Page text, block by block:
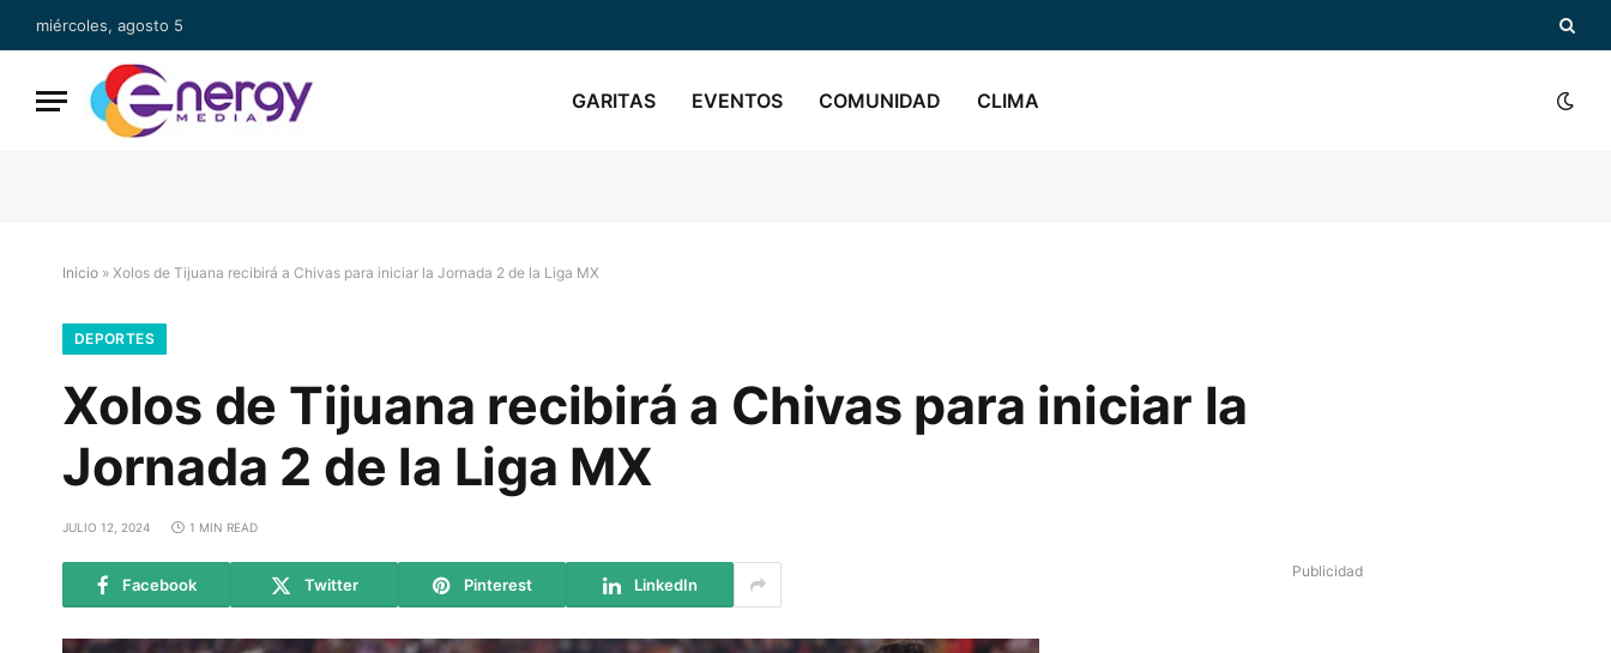
miércoles, agosto 5
GARITAS EVENTOS COMUNIDAD CLIMA
Inicio » Xolos de Tijuana recibirá a Chivas para iniciar la Jornada 2 de la Liga MX
DEPORTES
Xolos de Tijuana recibirá a Chivas para iniciar la
Jornada 2 de la Liga MX
JULIO 12, 2024 1 MIN READ
Facebook Twitter Pinterest LinkedIn
Publicidad